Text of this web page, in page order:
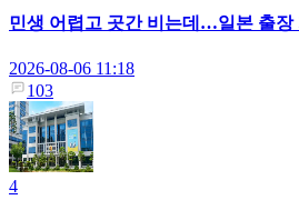
민생 어렵고 곳간 비는데…일본 출장
2026-08-06 11:18
103
4